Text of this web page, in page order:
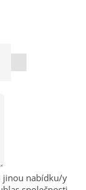
jinou nabídku/y